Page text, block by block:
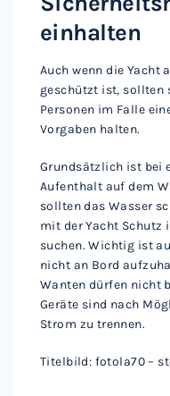
einhalten
Auch wenn die Yacht
geschützt ist, sollten
Personen im Falle
Vorgaben halten.
Grundsätzlich ist bei
Aufenthalt auf dem
sollten das Wasser
mit der Yacht Schutz
suchen. Wichtig ist
nicht an Bord
Wanten dürfen nicht
Geräte sind nach
Strom zu trennen.
Titelbild: fotola70 –